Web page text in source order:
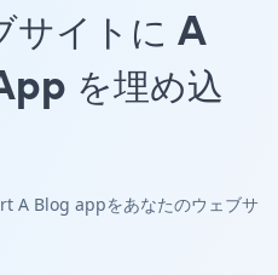
サイトに A
を埋め込
A Blog appをあなたのウェブサ